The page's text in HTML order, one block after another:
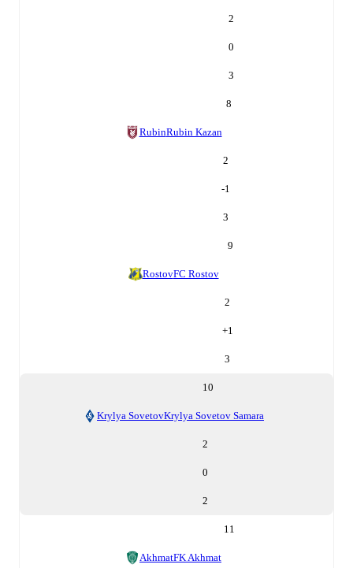
2
0
3
8
RubinRubin Kazan
2
-1
3
9
RostovFC Rostov
2
+1
3
10
Krylya SovetovKrylya Sovetov Samara
2
0
2
11
AkhmatFK Akhmat